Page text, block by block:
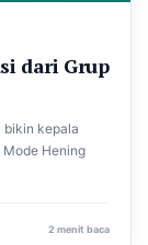
dari Grup
bikin kepala
Mode Hening
2 menit baca